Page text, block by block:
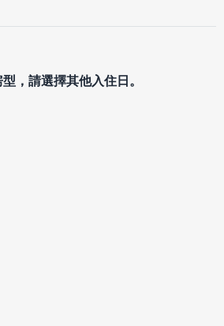
，請選擇其他入住日。